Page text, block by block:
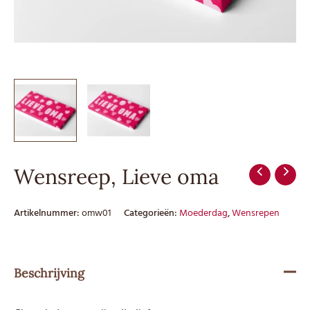
Wensreep, Lieve oma
Artikelnummer:omw01 Categorieën: Moederdag,Wensrepen
Beschrijving